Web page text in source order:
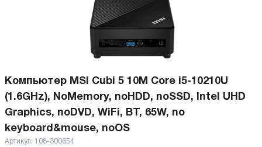
Компьютер MSI Cubi 5 10M Core i5-10210U
(1.6GHz), NoMemory, noHDD, noSSD, Intel UHD
Graphics, noDVD, WiFi, BT, 65W, no
keyboard&mouse, noOS
Артикул: 108-300654